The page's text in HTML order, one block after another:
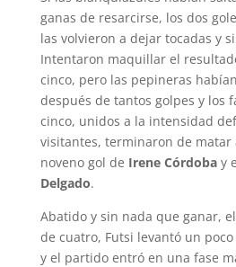
ganas de resarcirse, los dos
las volvieron a dejar tocadas y
Intentaron maquillar el
cinco, pero las pepineras
después de tantos golpes y los
cinco, unidos a la intensidad
visitantes, terminaron de matar
noveno gol de Irene Córdobay
Delgado.
Abatido y sin nada que ganar,
de cuatro, Futsi levantó un
y el partido entró en una fase